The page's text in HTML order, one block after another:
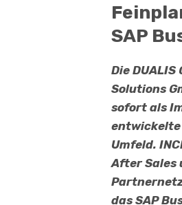
SAP
Die DUALIS
Solutions
sofort als
entwickelte
Umfeld.
After Sales
das SAP